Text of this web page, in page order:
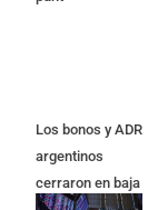
Los bonos y ADR
argentinos
cerraron en baja